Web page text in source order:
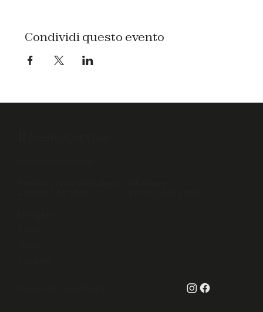
Condividi questo evento